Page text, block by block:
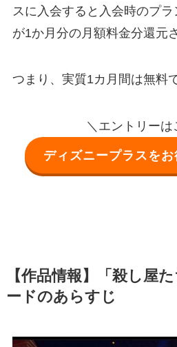
スに入会すると入会時のプ
が1か月分の月額料金分還元
つまり、実質1カ月間は無料
＼エントリーは
ディズニープラスをお
【作品情報】「殺し屋
ードのあらすじ